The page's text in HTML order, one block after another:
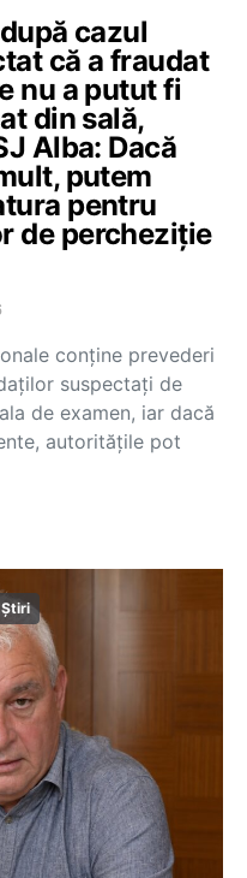
cazul
că a fraudat
nu a putut fi
din sală,
Alba: Dacă
putem
pentru
de percheziție
conține prevederi
suspectați de
de examen, iar dacă
autoritățile pot
Știri